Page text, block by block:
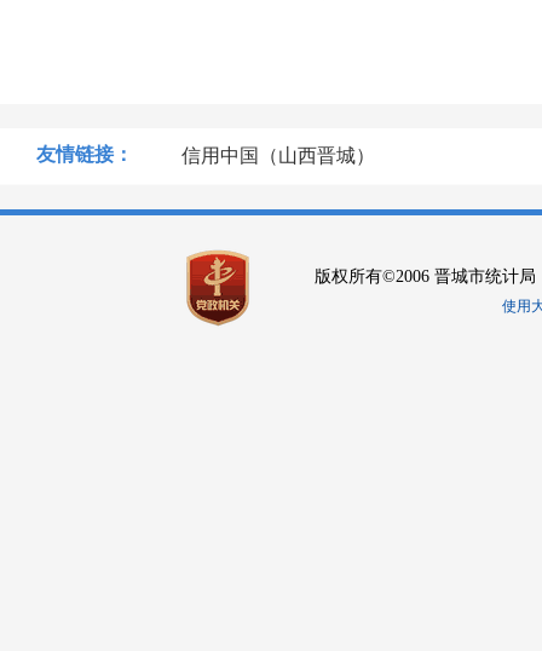
友情链接： 信用中国（山西晋城）
版权所有©2006 晋城市统计局
使用